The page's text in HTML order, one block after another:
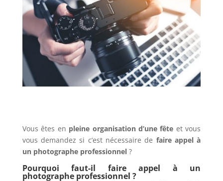
Vous êtes en pleine organisation d’une fête et vous
vous demandez si c’est nécessaire de faire appel à
un photographe professionnel?
Pourquoi faut-il faire appel à un
photographe professionnel ?